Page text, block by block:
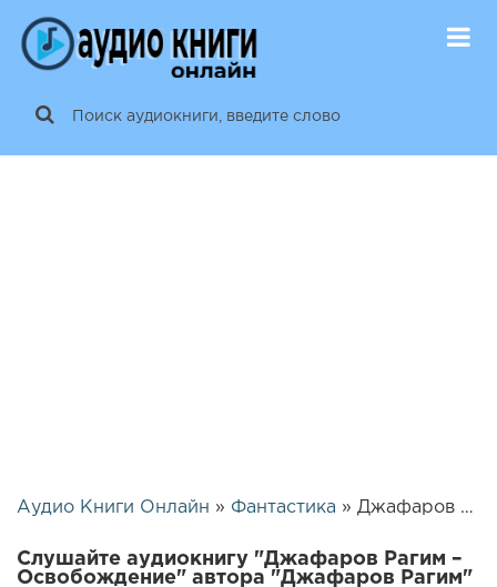
Аудио Книги Онлайн » Фантастика » Джафаров Рагим – Освобождение | 25519
Слушайте аудиокнигу "Джафаров Рагим –
Освобождение" автора "Джафаров Рагим"